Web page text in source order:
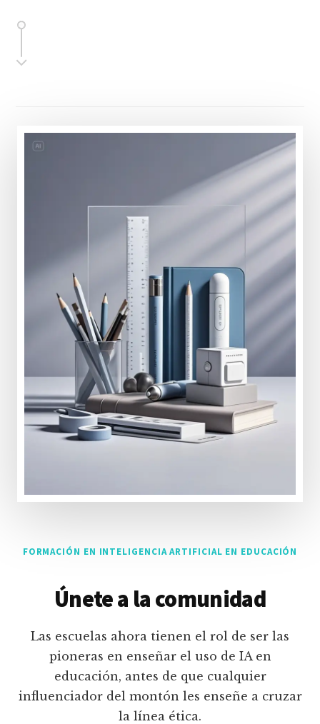
FORMACIÓN EN INTELIGENCIA ARTIFICIAL EN EDUCACIÓN
Únete a la comunidad
Las escuelas ahora tienen el rol de ser las
pioneras en enseñar el uso de IA en
educación, antes de que cualquier
influenciador del montón les enseñe a cruzar
la línea ética.